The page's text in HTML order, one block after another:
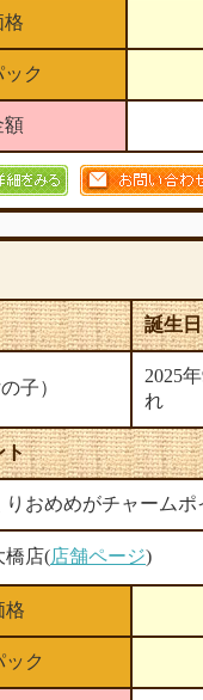
格
ク
額
誕生日
子）
2025
れ
ト
りおめめがチャーム
橋店(店舗ページ)
格
ック